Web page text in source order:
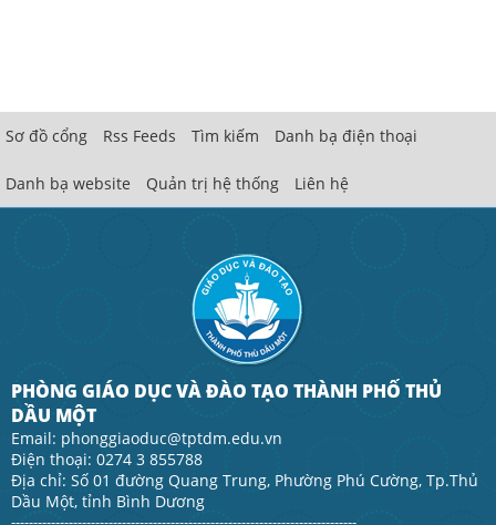
Sơ đồ cổng Rss Feeds Tìm kiếm Danh bạ điện thoại
Danh bạ website Quản trị hệ thống Liên hệ
PHÒNG GIÁO DỤC VÀ ĐÀO TẠO THÀNH PHỐ THỦ
DẦU MỘT
Email: phonggiaoduc@tptdm.edu.vn
Điện thoại: 0274 3 855788
Địa chỉ: Số 01 đường Quang Trung, Phường Phú Cường, Tp.Thủ
Dầu Một, tỉnh Bình Dương